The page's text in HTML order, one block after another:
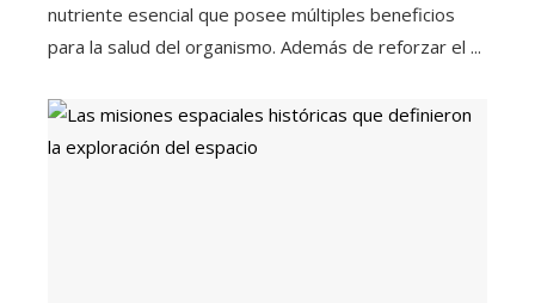
nutriente esencial que posee múltiples beneficios
para la salud del organismo. Además de reforzar el ...